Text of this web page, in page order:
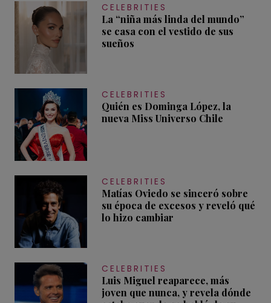
CELEBRITIES
La “niña más linda del mundo”
se casa con el vestido de sus
sueños
CELEBRITIES
Quién es Dominga López, la
nueva Miss Universo Chile
CELEBRITIES
Matías Oviedo se sinceró sobre
su época de excesos y reveló qué
lo hizo cambiar
CELEBRITIES
Luis Miguel reaparece, más
joven que nunca, y revela dónde